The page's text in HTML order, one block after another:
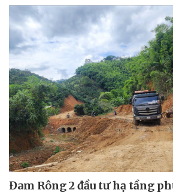
Đam Rông 2 đầu tư hạ tầng